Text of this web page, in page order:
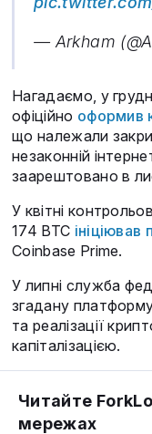
— Arkham
Нагадаємо, у
офіційно оформив
що належали
незаконній
заарештовано в
У квітні
174 BTC
Coinbase Prime.
У липні служба
згадану
та реалізації
капіталізацією.
Читайте
мережах